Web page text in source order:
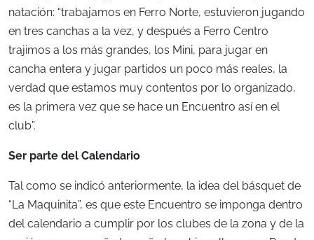
natación: “trabajamos en Ferro Norte, estuvieron jugando
en tres canchas a la vez, y después a Ferro Centro
trajimos a los más grandes, los Mini, para jugar en
cancha entera y jugar partidos un poco más reales, la
verdad que estamos muy contentos por lo organizado,
es la primera vez que se hace un Encuentro así en el
club”.
Ser parte del Calendario
Tal como se indicó anteriormente, la idea del básquet de
“La Maquinita”, es que este Encuentro se imponga dentro
del calendario a cumplir por los clubes de la zona y de la